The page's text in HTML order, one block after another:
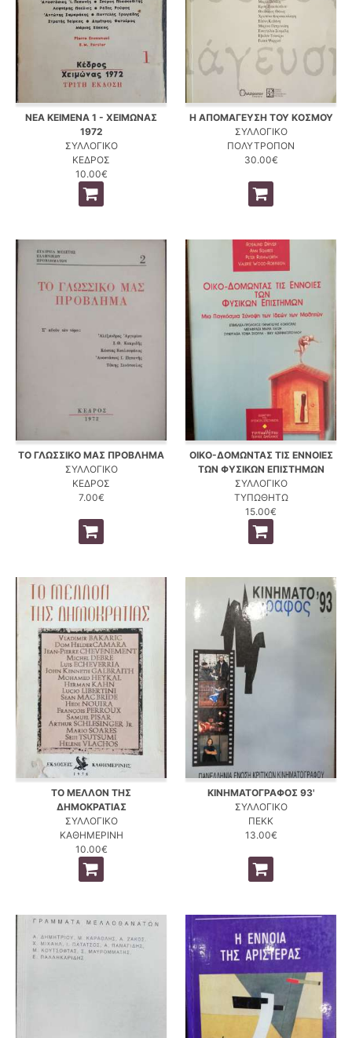
ΝΕΑ ΚΕΙΜΕΝΑ 1 - ΧΕΙΜΩΝΑΣ
1972
ΣΥΛΛΟΓΙΚΟ
ΚΕΔΡΟΣ
10.00€
Η ΑΠΟΜΑΓΕΥΣΗ ΤΟΥ ΚΟΣΜΟΥ
ΣΥΛΛΟΓΙΚΟ
ΠΟΛΥΤΡΟΠΟΝ
30.00€
ΤΟ ΓΛΩΣΣΙΚΟ ΜΑΣ ΠΡΟΒΛΗΜΑ
ΣΥΛΛΟΓΙΚΟ
ΚΕΔΡΟΣ
7.00€
ΟΙΚΟ-ΔΟΜΩΝΤΑΣ ΤΙΣ ΕΝΝΟΙΕΣ
ΤΩΝ ΦΥΣΙΚΩΝ ΕΠΙΣΤΗΜΩΝ
ΣΥΛΛΟΓΙΚΟ
ΤΥΠΩΘΗΤΩ
15.00€
ΤΟ ΜΕΛΛΟΝ ΤΗΣ
ΔΗΜΟΚΡΑΤΙΑΣ
ΣΥΛΛΟΓΙΚΟ
ΚΑΘΗΜΕΡΙΝΗ
10.00€
ΚΙΝΗΜΑΤΟΓΡΑΦΟΣ 93'
ΣΥΛΛΟΓΙΚΟ
ΠΕΚΚ
13.00€